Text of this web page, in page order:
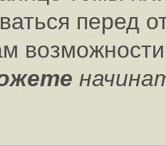
перед